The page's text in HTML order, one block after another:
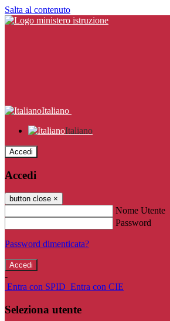
Salta al contenuto
Italiano
Italiano
Accedi
Accedi
button close ×
Nome Utente
Password
Password dimenticata?
-
Entra con SPID Entra con CIE
Seleziona utente